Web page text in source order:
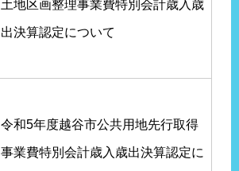
土地区画整理事業費特別会計歳入歳
出決算認定について
令和5年度越谷市公共用地先行取得
事業費特別会計歳入歳出決算認定に